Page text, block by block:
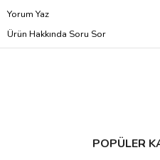
Yorum Yaz
Ürün Hakkında Soru Sor
POPÜLER